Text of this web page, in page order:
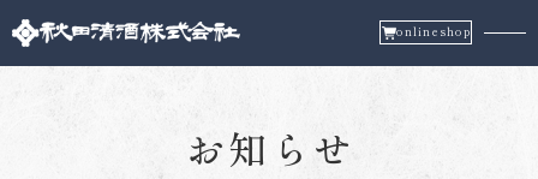
onlineshop
お知らせ